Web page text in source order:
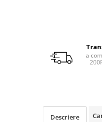
la
Descriere